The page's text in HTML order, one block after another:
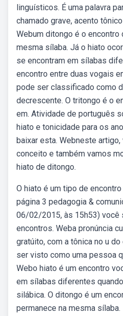
linguísticos. É uma palavra
chamado grave, acento
Webum ditongo é o encontro
mesma sílaba. Já o hiato
se encontram em sílabas
encontro entre duas vogais
pode ser classificado como
decrescente. O tritongo é o
em. Atividade de português
hiato e tonicidade para os
baixar esta. Webneste
conceito e também vamos
hiato de ditongo.
O hiato é um tipo de
página 3 pedagogia &
06/02/2015, às 15h53) você
encontros. Weba pronúncia
gratúito, com a tônica no u
ser visto como uma pessoa
Webo hiato é um encontro
em sílabas diferentes
silábica. O ditongo é um
permanece na mesma